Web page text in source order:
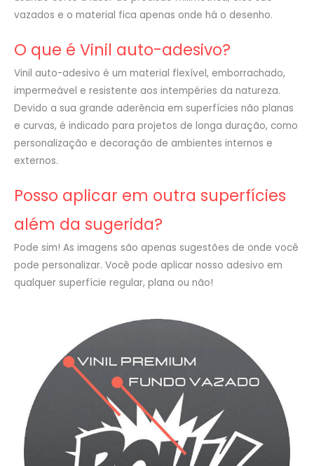
vazados e o material fica apenas onde há o desenho.
O que é Vinil auto-adesivo?
Vinil auto-adesivo é um material flexível, emborrachado,
impermeável e resistente aos intempéries da natureza.
Devido a sua grande aderência em superfícies não planas
e curvas, é indicado para projetos de longa duração, como
personalização e decoração de ambientes internos e
externos.
Posso aplicar em outra superfícies
além da sugerida?
Pode sim! As imagens são apenas sugestões de onde você
pode personalizar. Você pode aplicar nosso adesivo em
qualquer superfície regular, plana ou não!